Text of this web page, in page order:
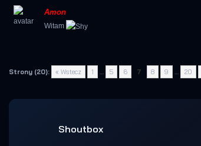
Amon
Witam
Strony (20): « Wstecz 1 … 5 6 7 8 9 … 20
Shoutbox